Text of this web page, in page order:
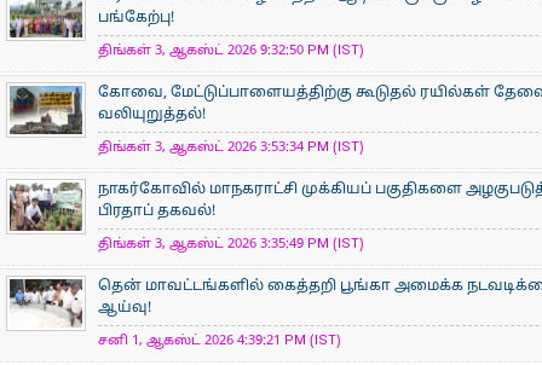
பங்கேற்பு!
திங்கள் 3, ஆகஸ்ட் 2026 9:32:50 PM (IST)
கோவை, மேட்டுப்பாளையத்திற்கு கூடுதல் ரயில்கள்
வலியுறுத்தல்!
திங்கள் 3, ஆகஸ்ட் 2026 3:53:34 PM (IST)
நாகர்கோவில் மாநகராட்சி முக்கியப் பகுதிகளை
பிரதாப் தகவல்!
திங்கள் 3, ஆகஸ்ட் 2026 3:35:49 PM (IST)
தென் மாவட்டங்களில் கைத்தறி பூங்கா அமைக்க
ஆய்வு!
சனி 1, ஆகஸ்ட் 2026 4:39:21 PM (IST)